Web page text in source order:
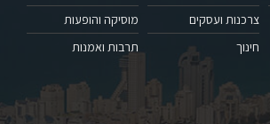
צרכנות ועסקים
חינוך
מוסיקה והופעות
תרבות ואמנות